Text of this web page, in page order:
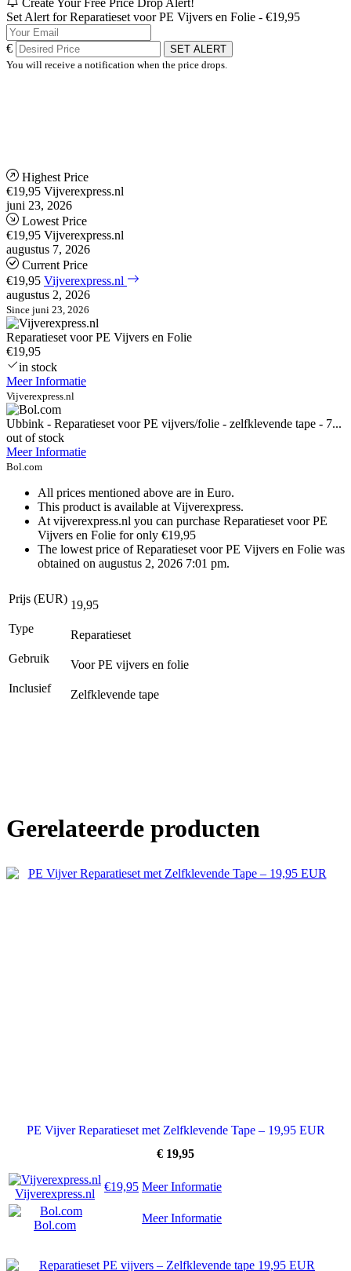
Create Your Free Price Drop Alert!
Set Alert for Reparatieset voor PE Vijvers en Folie - €19,95
€
SET ALERT
You will receive a notification when the price drops.
Highest Price
€19,95 Vijverexpress.nl
juni 23, 2026
Lowest Price
€19,95 Vijverexpress.nl
augustus 7, 2026
Current Price
€19,95 Vijverexpress.nl
augustus 2, 2026
Since juni 23, 2026
Reparatieset voor PE Vijvers en Folie
€19,95
in stock
Meer Informatie
Vijverexpress.nl
Ubbink - Reparatieset voor PE vijvers/folie - zelfklevende tape - 7...
out of stock
Meer Informatie
Bol.com
All prices mentioned above are in Euro.
This product is available at Vijverexpress.
At vijverexpress.nl you can purchase Reparatieset voor PE
Vijvers en Folie for only €19,95
The lowest price of Reparatieset voor PE Vijvers en Folie was
obtained on augustus 2, 2026 7:01 pm.
Prijs (EUR) 19,95
Type
Reparatieset
Gebruik
Voor PE vijvers en folie
Inclusief
Zelfklevende tape
Gerelateerde producten
PE Vijver Reparatieset met Zelfklevende Tape – 19,95 EUR
€ 19,95
Vijverexpress.nl
€19,95 Meer Informatie
Bol.com
Meer Informatie